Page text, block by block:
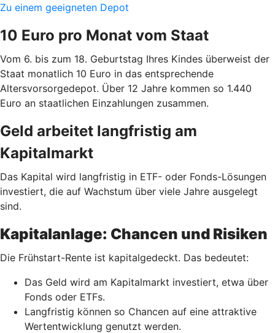
Zu einem geeigneten Depot
10 Euro pro Monat vom Staat
Vom 6. bis zum 18. Geburtstag Ihres Kindes überweist der
Staat monatlich 10 Euro in das entsprechende
Altersvorsorgedepot. Über 12 Jahre kommen so 1.440
Euro an staatlichen Einzahlungen zusammen.
Geld arbeitet langfristig am
Kapitalmarkt
Das Kapital wird langfristig in ETF- oder Fonds-Lösungen
investiert, die auf Wachstum über viele Jahre ausgelegt
sind.
Kapitalanlage: Chancen und Risiken
Die Frühstart-Rente ist kapitalgedeckt. Das bedeutet:
Das Geld wird am Kapitalmarkt investiert, etwa über
Fonds oder ETFs.
Langfristig können so Chancen auf eine attraktive
Wertentwicklung genutzt werden.